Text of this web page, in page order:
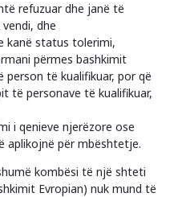
refuzuar dhe janë të
dhe
kanë status tolerimi,
përmes bashkimit
person të kualifikuar, por që
të personave të kualifikuar,
i qenieve njerëzore ose
aplikojnë për mbështetje.
kombësi të një shteti
Evropian) nuk mund të